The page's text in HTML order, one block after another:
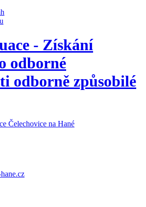
- Získání
odborné
odborně způsobilé